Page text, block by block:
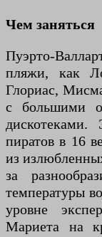
Чем заняться
Пуэрто-
пляжи, как
Глориас,
с большими
пиратов в 16
из
за
температуры
уровне
Мариета на